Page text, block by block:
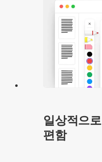
일상적으
편함